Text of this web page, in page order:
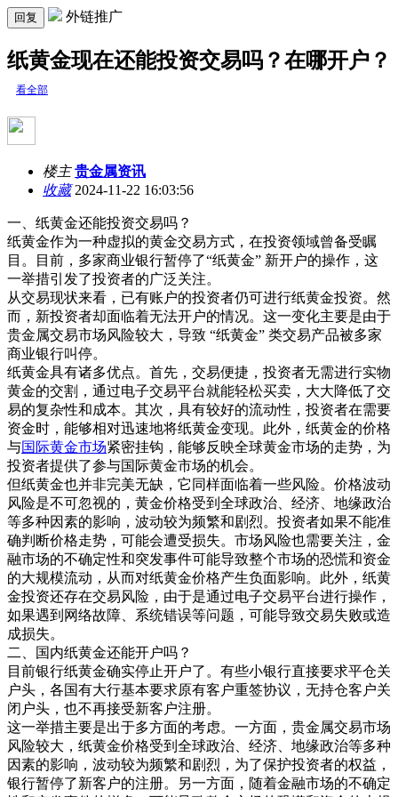
回复 外链推广
纸黄金现在还能投资交易吗？在哪开户？
看全部
楼主 贵金属资讯
收藏2024-11-22 16:03:56
一、纸黄金还能投资交易吗？
纸黄金作为一种虚拟的黄金交易方式，在投资领域曾备受瞩
目。目前，多家商业银行暂停了“纸黄金” 新开户的操作，这
一举措引发了投资者的广泛关注。
从交易现状来看，已有账户的投资者仍可进行纸黄金投资。然
而，新投资者却面临着无法开户的情况。这一变化主要是由于
贵金属交易市场风险较大，导致 “纸黄金” 类交易产品被多家
商业银行叫停。
纸黄金具有诸多优点。首先，交易便捷，投资者无需进行实物
黄金的交割，通过电子交易平台就能轻松买卖，大大降低了交
易的复杂性和成本。其次，具有较好的流动性，投资者在需要
资金时，能够相对迅速地将纸黄金变现。此外，纸黄金的价格
与国际黄金市场紧密挂钩，能够反映全球黄金市场的走势，为
投资者提供了参与国际黄金市场的机会。
但纸黄金也并非完美无缺，它同样面临着一些风险。价格波动
风险是不可忽视的，黄金价格受到全球政治、经济、地缘政治
等多种因素的影响，波动较为频繁和剧烈。投资者如果不能准
确判断价格走势，可能会遭受损失。市场风险也需要关注，金
融市场的不确定性和突发事件可能导致整个市场的恐慌和资金
的大规模流动，从而对纸黄金价格产生负面影响。此外，纸黄
金投资还存在交易风险，由于是通过电子交易平台进行操作，
如果遇到网络故障、系统错误等问题，可能导致交易失败或造
成损失。
二、国内纸黄金还能开户吗？
目前银行纸黄金确实停止开户了。有些小银行直接要求平仓关
户头，各国有大行基本要求原有客户重签协议，无持仓客户关
闭户头，也不再接受新客户注册。
这一举措主要是出于多方面的考虑。一方面，贵金属交易市场
风险较大，纸黄金价格受到全球政治、经济、地缘政治等多种
因素的影响，波动较为频繁和剧烈，为了保护投资者的权益，
银行暂停了新客户的注册。另一方面，随着金融市场的不确定